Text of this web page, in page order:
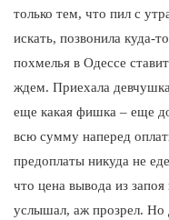
только тем, что пил с
искать, позвонила куда-
похмелья в Одессе
ждем. Приехала
еще какая фишка – еще
всю сумму наперед
предоплаты никуда не
что цена вывода из
услышал, аж прозрел. Но